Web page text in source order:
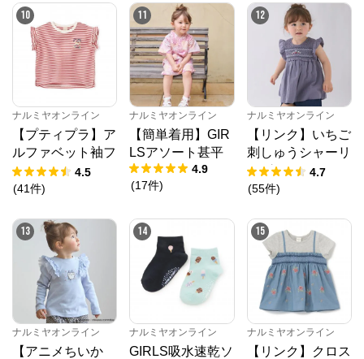
10
ナルミヤオンライン
【プティプラ】ア
ルファベット袖フ
リルTシャツ
4.5
(41件)
11
ナルミヤオンライン
【簡単着用】GIR
LSアソート甚平
4.9
(17件)
12
ナルミヤオンライン
【リンク】いちご
刺しゅうシャーリ
ングチュニック
4.7
(55件)
13
ナルミヤオンライン
【アニメちいか
14
ナルミヤオンライン
GIRLS吸水速乾ソ
15
ナルミヤオンライン
【リンク】クロス
公式ECサイト
※外部サイトが開きます
ナルミヤオンラインからのコメント
ナルミヤオンライン公式通販ショップ。人気子供服メ
ゾピアノ、プティマイン、ラブトキシック、アナスイ
ミニ等、全ブランド、全商品をご覧いただけます。